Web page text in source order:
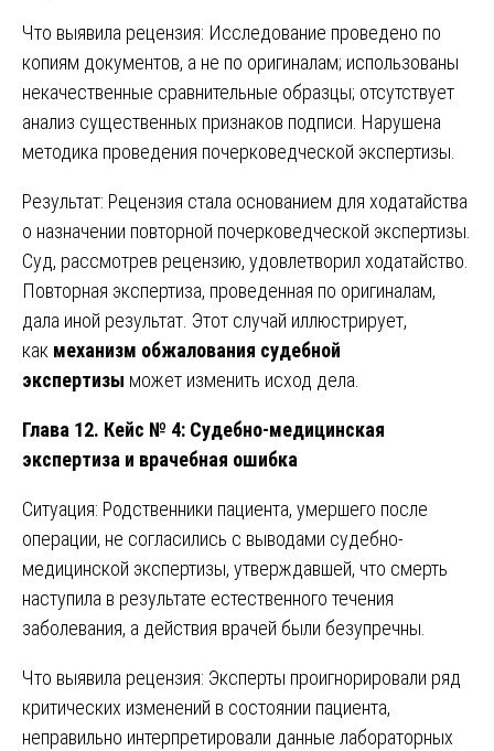
Что выявила рецензия: Исследование проведено по
копиям документов, а не по оригиналам; использованы
некачественные сравнительные образцы; отсутствует
анализ существенных признаков подписи. Нарушена
методика проведения почерковедческой экспертизы.
Результат: Рецензия стала основанием для ходатайства
о назначении повторной почерковедческой экспертизы.
Суд, рассмотрев рецензию, удовлетворил ходатайство.
Повторная экспертиза, проведенная по оригиналам,
дала иной результат. Этот случай иллюстрирует,
как механизм обжалования судебной
экспертизы может изменить исход дела.
Глава 12. Кейс № 4: Судебно-медицинская
экспертиза и врачебная ошибка
Ситуация: Родственники пациента, умершего после
операции, не согласились с выводами судебно-
медицинской экспертизы, утверждавшей, что смерть
наступила в результате естественного течения
заболевания, а действия врачей были безупречны.
Что выявила рецензия: Эксперты проигнорировали ряд
критических изменений в состоянии пациента,
неправильно интерпретировали данные лабораторных